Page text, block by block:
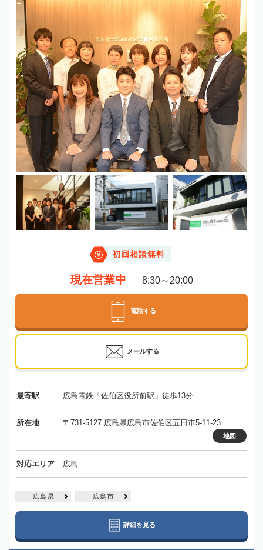
初回相談無料
現在営業中 8:30～20:00
電話する
メールする
最寄駅 広島電鉄「佐伯区役所前駅」徒歩13分
所在地 〒731-5127 広島県広島市佐伯区五日市5-11-23
地図
対応エリア 広島
広島県 広島市
詳細を見る